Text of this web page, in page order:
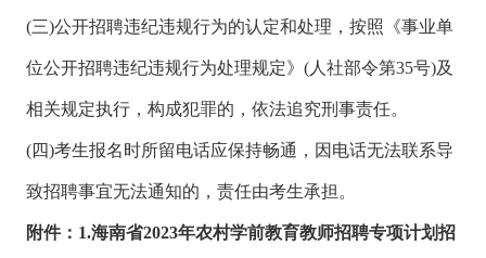
(三)公开招聘违纪违规行为的认定和处理，按照《事业单
位公开招聘违纪违规行为处理规定》(人社部令第35号)及
相关规定执行，构成犯罪的，依法追究刑事责任。
(四)考生报名时所留电话应保持畅通，因电话无法联系导
致招聘事宜无法通知的，责任由考生承担。
附件：1.海南省2023年农村学前教育教师招聘专项计划招